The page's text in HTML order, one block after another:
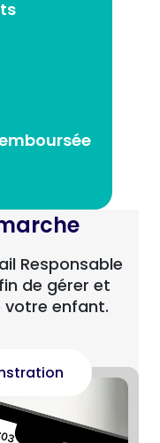
Responsable
de gérer et
votre enfant.